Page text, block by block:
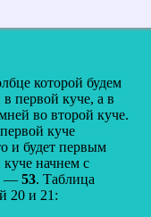
которой будем
первой куче, а в
во второй куче.
куче
и будет первым
начнем с
— 53. Таблица
20 и 21: